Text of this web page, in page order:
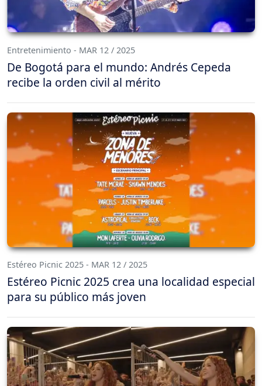
Entretenimiento - MAR 12 / 2025
De Bogotá para el mundo: Andrés Cepeda
recibe la orden civil al mérito
Estéreo Picnic 2025 - MAR 12 / 2025
Estéreo Picnic 2025 crea una localidad especial
para su público más joven